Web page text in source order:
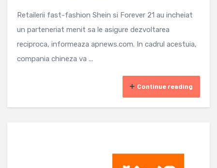
Retailerii fast-fashion Shein si Forever 21 au incheiat
un parteneriat menit sa le asigure dezvoltarea
reciproca, informeaza apnews.com. In cadrul acestuia,
compania chineza va ...
Continue reading